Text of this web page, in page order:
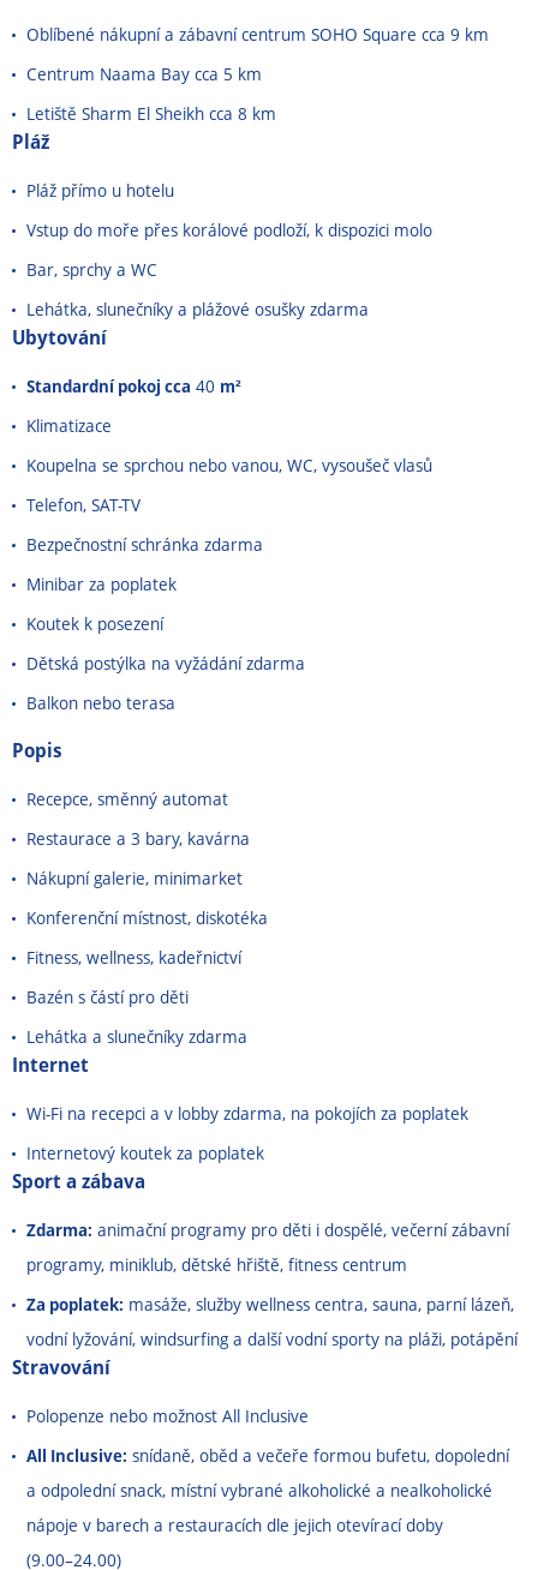
Oblíbené nákupní a zábavní centrum SOHO Square cca 9 km
Centrum Naama Bay cca 5 km
Letiště Sharm El Sheikh cca 8 km
Pláž
Pláž přímo u hotelu
Vstup do moře přes korálové podloží, k dispozici molo
Bar, sprchy a WC
Lehátka, slunečníky a plážové osušky zdarma
Ubytování
Standardní pokoj cca 40 m²
Klimatizace
Koupelna se sprchou nebo vanou, WC, vysoušeč vlasů
Telefon, SAT-TV
Bezpečnostní schránka zdarma
Minibar za poplatek
Koutek k posezení
Dětská postýlka na vyžádání zdarma
Balkon nebo terasa
Popis
Recepce, směnný automat
Restaurace a 3 bary, kavárna
Nákupní galerie, minimarket
Konferenční místnost, diskotéka
Fitness, wellness, kadeřnictví
Bazén s částí pro děti
Lehátka a slunečníky zdarma
Internet
Wi-Fi na recepci a v lobby zdarma, na pokojích za poplatek
Internetový koutek za poplatek
Sport a zábava
Zdarma: animační programy pro děti i dospělé, večerní zábavní
programy, miniklub, dětské hřiště, fitness centrum
Za poplatek: masáže, služby wellness centra, sauna, parní lázeň,
vodní lyžování, windsurfing a další vodní sporty na pláži, potápění
Stravování
Polopenze nebo možnost All Inclusive
All Inclusive: snídaně, oběd a večeře formou bufetu, dopolední
a odpolední snack, místní vybrané alkoholické a nealkoholické
nápoje v barech a restauracích dle jejich otevírací doby
(9.00–24.00)